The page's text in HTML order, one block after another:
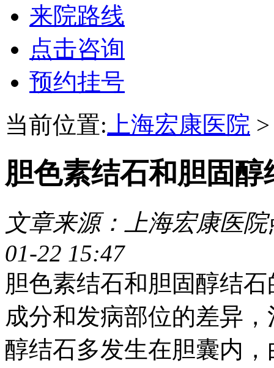
来院路线
点击咨询
预约挂号
当前位置: 上海宏康医院
胆色素结石和胆固
文章来源：上海宏康医院
01-22 15:47
胆色素结石和胆固醇结
成分和发病部位的差异
醇结石多发生在胆囊内